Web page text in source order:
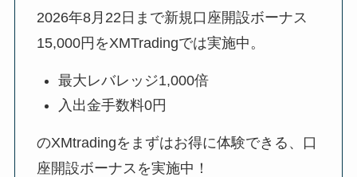
2026年8月22日 まで新規口座開設ボーナス
15,000円をXMTradingでは実施中。
最大レバレッジ1,000倍
入出金手数料0円
のXMtradingをまずはお得に体験できる、口
座開設ボーナスを実施中！